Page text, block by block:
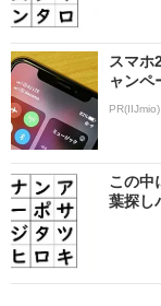
スマホ
ャンペ
PR(IIJmio)
この中
葉探し